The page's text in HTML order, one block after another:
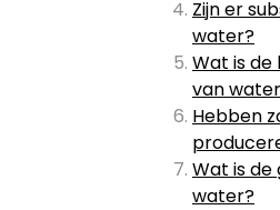
Zijn er
water?
Wat is
van
Hebben
Wat is
water?